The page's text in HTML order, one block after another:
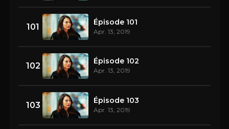
101 Épisode 101
Apr. 13, 2019
102 Épisode 102
Apr. 13, 2019
103 Épisode 103
Apr. 13, 2019